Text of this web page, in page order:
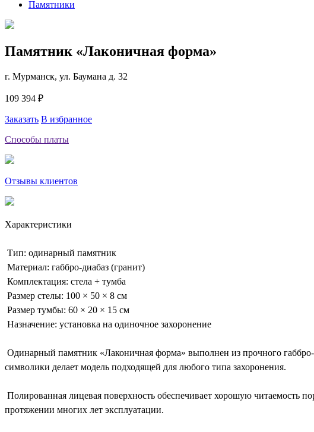
Памятники
Памятник «Лаконичная форма»
г. Мурманск, ул. Баумана д. 32
109 394 ₽
Заказать В избранное
Способы платы
Отзывы клиентов
Характеристики
Тип: одинарный памятник
Материал: габбро-диабаз (гранит)
Комплектация: стела + тумба
Размер стелы: 100 × 50 × 8 см
Размер тумбы: 60 × 20 × 15 см
Назначение: установка на одиночное захоронение
Одинарный памятник «Лаконичная форма» выполнен из прочного
символики делает модель подходящей для любого типа захоронения.
Полированная лицевая поверхность обеспечивает хорошую читаемость
протяжении многих лет эксплуатации.